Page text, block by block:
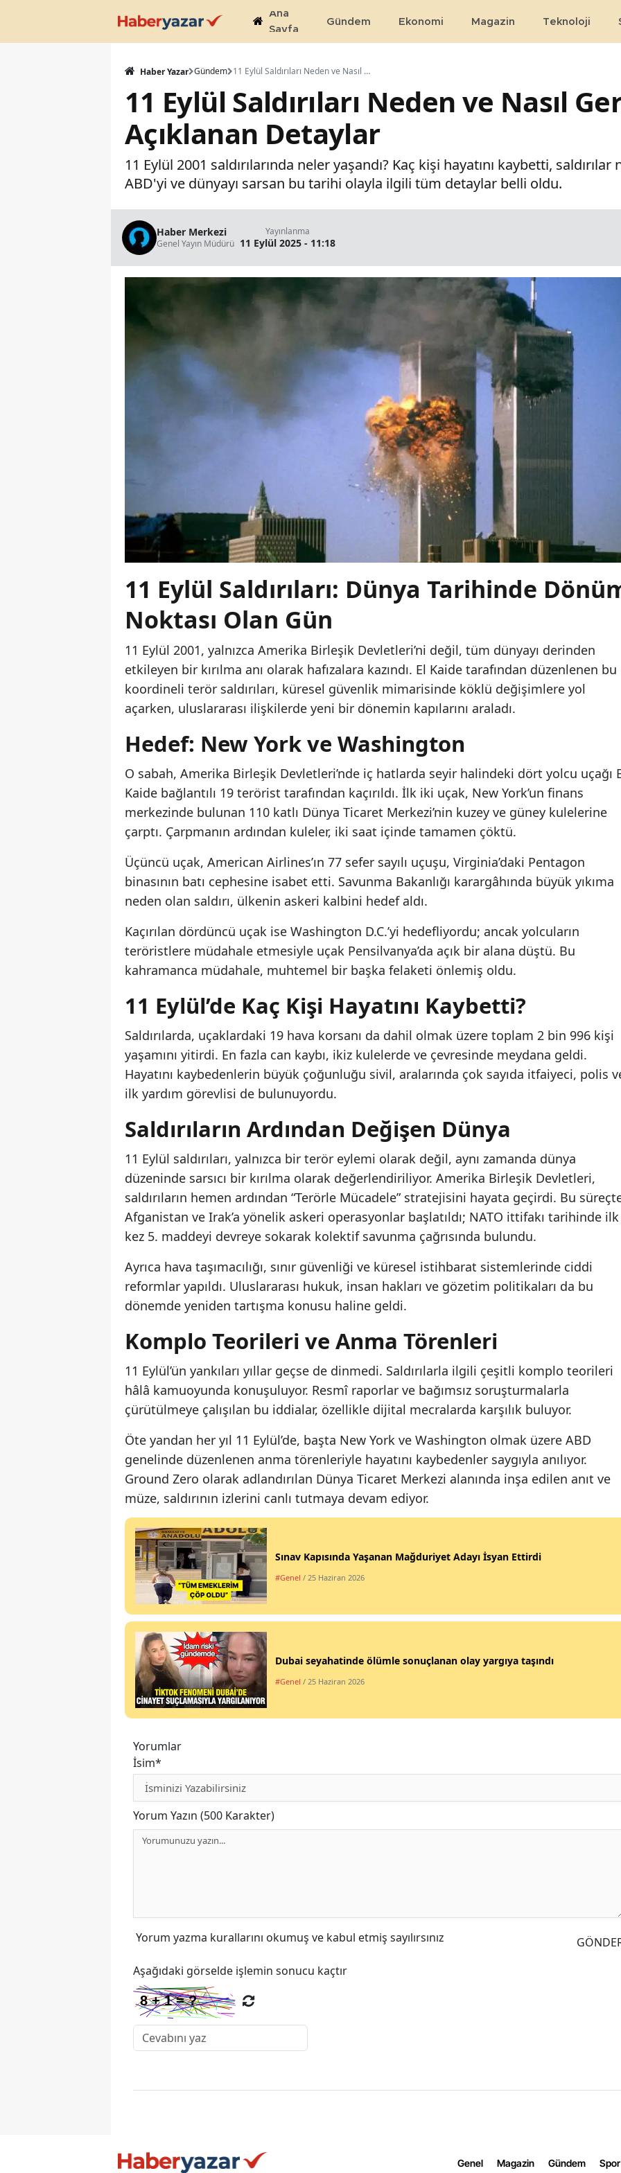
Ana
Sayfa
Gündem Ekonomi Magazin Teknoloji
Haber Yazar Gündem 11 Eylül Saldırıları Neden ve Nasıl Gerçekleşti? İşte Açıklanan Detaylar
11 Eylül Saldırıları Neden ve Nasıl
Açıklanan Detaylar
11 Eylül 2001 saldırılarında neler yaşandı? Kaç kişi hayatını kaybetti,
ABD'yi ve dünyayı sarsan bu tarihi olayla ilgili tüm detaylar belli oldu.
Haber Merkezi
Genel Yayın Müdürü
Yayınlanma
11 Eylül 2025 - 11:18
11 Eylül Saldırıları: Dünya Tarihinde
Noktası Olan Gün
11 Eylül 2001, yalnızca Amerika Birleşik Devletleri’ni değil, tüm dünyayı derinden
etkileyen bir kırılma anı olarak hafızalara kazındı. El Kaide tarafından düzenlenen bu
koordineli terör saldırıları, küresel güvenlik mimarisinde köklü değişimlere yol
açarken, uluslararası ilişkilerde yeni bir dönemin kapılarını araladı.
Hedef: New York ve Washington
O sabah, Amerika Birleşik Devletleri’nde iç hatlarda seyir halindeki dört yolcu uçağı
Kaide bağlantılı 19 terörist tarafından kaçırıldı. İlk iki uçak, New York’un finans
merkezinde bulunan 110 katlı Dünya Ticaret Merkezi’nin kuzey ve güney kulelerine
çarptı. Çarpmanın ardından kuleler, iki saat içinde tamamen çöktü.
Üçüncü uçak, American Airlines’ın 77 sefer sayılı uçuşu, Virginia’daki Pentagon
binasının batı cephesine isabet etti. Savunma Bakanlığı karargâhında büyük yıkıma
neden olan saldırı, ülkenin askeri kalbini hedef aldı.
Kaçırılan dördüncü uçak ise Washington D.C.’yi hedefliyordu; ancak yolcuların
teröristlere müdahale etmesiyle uçak Pensilvanya’da açık bir alana düştü. Bu
kahramanca müdahale, muhtemel bir başka felaketi önlemiş oldu.
11 Eylül’de Kaç Kişi Hayatını Kaybetti?
Saldırılarda, uçaklardaki 19 hava korsanı da dahil olmak üzere toplam 2 bin 996 kişi
yaşamını yitirdi. En fazla can kaybı, ikiz kulelerde ve çevresinde meydana geldi.
Hayatını kaybedenlerin büyük çoğunluğu sivil, aralarında çok sayıda itfaiyeci, polis
ilk yardım görevlisi de bulunuyordu.
Saldırıların Ardından Değişen Dünya
11 Eylül saldırıları, yalnızca bir terör eylemi olarak değil, aynı zamanda dünya
düzeninde sarsıcı bir kırılma olarak değerlendiriliyor. Amerika Birleşik Devletleri,
saldırıların hemen ardından “Terörle Mücadele” stratejisini hayata geçirdi. Bu
Afganistan ve Irak’a yönelik askeri operasyonlar başlatıldı; NATO ittifakı tarihinde ilk
kez 5. maddeyi devreye sokarak kolektif savunma çağrısında bulundu.
Ayrıca hava taşımacılığı, sınır güvenliği ve küresel istihbarat sistemlerinde ciddi
reformlar yapıldı. Uluslararası hukuk, insan hakları ve gözetim politikaları da bu
dönemde yeniden tartışma konusu haline geldi.
Komplo Teorileri ve Anma Törenleri
11 Eylül’ün yankıları yıllar geçse de dinmedi. Saldırılarla ilgili çeşitli komplo teorileri
hâlâ kamuoyunda konuşuluyor. Resmî raporlar ve bağımsız soruşturmalarla
çürütülmeye çalışılan bu iddialar, özellikle dijital mecralarda karşılık buluyor.
Öte yandan her yıl 11 Eylül’de, başta New York ve Washington olmak üzere ABD
genelinde düzenlenen anma törenleriyle hayatını kaybedenler saygıyla anılıyor.
Ground Zero olarak adlandırılan Dünya Ticaret Merkezi alanında inşa edilen anıt ve
müze, saldırının izlerini canlı tutmaya devam ediyor.
Sınav Kapısında Yaşanan Mağduriyet Adayı İsyan Ettirdi
#Genel / 25 Haziran 2026
Dubai seyahatinde ölümle sonuçlanan olay yargıya taşındı
#Genel / 25 Haziran 2026
Yorumlar
İsim*
Yorum Yazın (500 Karakter)
Yorum yazma kurallarını okumuş ve kabul etmiş sayılırsınız
Aşağıdaki görselde işlemin sonucu kaçtır
Genel Magazin Gündem Spor